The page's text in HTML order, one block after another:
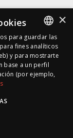
SPANISH
SPANISH
×
para guardar las
fines analíticos
y para mostrarte
base a un perfil
(por ejemplo,